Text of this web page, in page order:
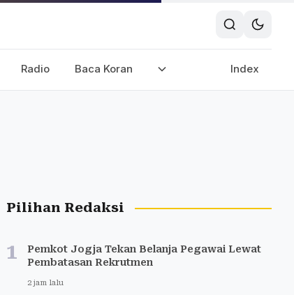
Radio Baca Koran Index
Pilihan Redaksi
1
Pemkot Jogja Tekan Belanja Pegawai Lewat
Pembatasan Rekrutmen
2 jam lalu